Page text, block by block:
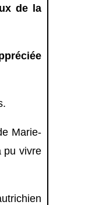
de la
Marie-
pu vivre